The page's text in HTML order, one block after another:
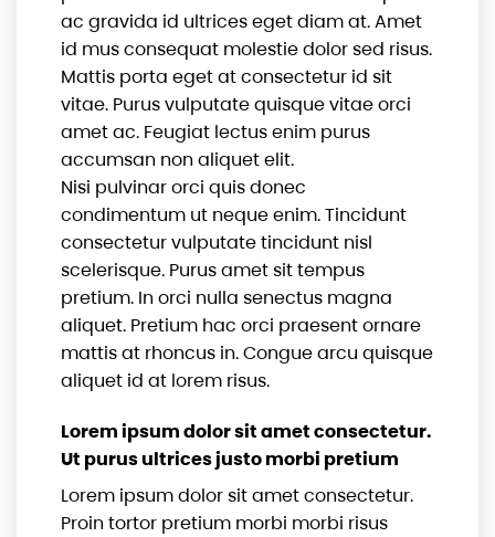
ac gravida id ultrices eget diam at. Amet
id mus consequat molestie dolor sed risus.
Mattis porta eget at consectetur id sit
vitae. Purus vulputate quisque vitae orci
amet ac. Feugiat lectus enim purus
accumsan non aliquet elit.
Nisi pulvinar orci quis donec
condimentum ut neque enim. Tincidunt
consectetur vulputate tincidunt nisl
scelerisque. Purus amet sit tempus
pretium. In orci nulla senectus magna
aliquet. Pretium hac orci praesent ornare
mattis at rhoncus in. Congue arcu quisque
aliquet id at lorem risus.
Lorem ipsum dolor sit amet consectetur.
Ut purus ultrices justo morbi pretium
Lorem ipsum dolor sit amet consectetur.
Proin tortor pretium morbi morbi risus